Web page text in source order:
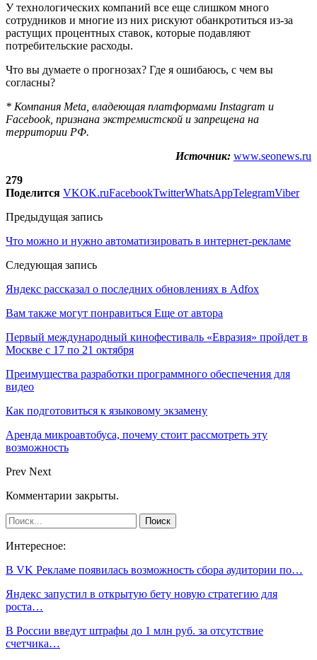
У технологических компаний все еще слишком много
сотрудников и многие из них рискуют обанкротиться из-за
растущих процентных ставок, которые подавляют
потребительские расходы.
Что вы думаете о прогнозах? Где я ошибаюсь, с чем вы
согласны?
* Компания Meta, владеющая платформами Instagram и
Facebook, признана экстремистской и запрещена на
территории РФ.
Источник: www.seonews.ru
279
Поделится VKOK.ruFacebookTwitterWhatsAppTelegramViber
Предыдущая запись
Что можно и нужно автоматизировать в интернет-рекламе
Следующая запись
Яндекс рассказал о последних обновлениях в Adfox
Вам также могут понравиться Еще от автора
Первый международный кинофестиваль «Евразия» пройдет в
Москве с 17 по 21 октября
Преимущества разработки программного обеспечения для
видео
Как подготовиться к языковому экзамену
Аренда микроавтобуса, почему стоит рассмотреть эту
возможность
Prev Next
Комментарии закрыты.
Интересное:
В VK Рекламе появилась возможность сбора аудитории по…
Яндекс запустил в открытую бету новую стратегию для
роста…
В России введут штрафы до 1 млн руб. за отсутствие
счетчика…